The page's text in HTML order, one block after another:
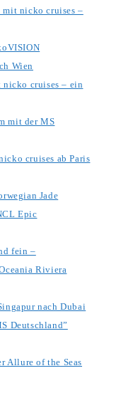
mit nicko cruises –
Wien
nicko cruises – ein
mit der MS
cruises ab Paris
Jade
Epic
fein –
Riviera
nach Dubai
Deutschland”
Allure of the Seas